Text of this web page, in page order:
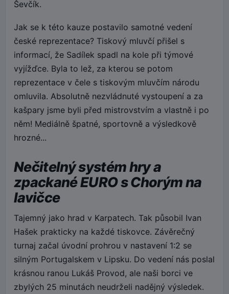
Ševčík.
Jak se k této kauze postavilo samotné vedení
české reprezentace? Tiskový mluvčí přišel s
informací, že Sadílek spadl na kole při týmové
vyjížďce. Byla to lež, za kterou se potom
reprezentace v čele s tiskovým mluvčím národu
omluvila. Absolutně nezvládnuté vystoupení a za
kašpary jsme byli před mistrovstvím a vlastně i po
něm! Mediálně špatné, sportovně a výsledkově
hrozné...
Nečitelný systém hry a
zpackané EURO s Chorým na
lavičce
Tajemný jako hrad v Karpatech. Tak působil Ivan
Hašek prakticky na každé tiskovce. Závěrečný
turnaj začal úvodní prohrou v nastavení 1:2 se
silným Portugalskem v Lipsku. Do vedení nás poslal
krásnou ranou Lukáš Provod, ale naši borci ve
zbylých 25 minutách neudrželi nadějný výsledek.